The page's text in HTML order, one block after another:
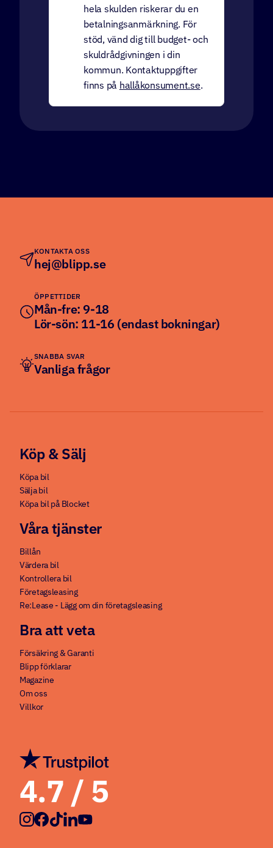
hela skulden riskerar du en
betalningsanmärkning. För
stöd, vänd dig till budget- och
skuldrådgivningen i din
kommun. Kontaktuppgifter
finns på hallåkonsument.se.
KONTAKTA OSS
hej@blipp.se
ÖPPETTIDER
Mån-fre: 9-18
Lör-sön: 11-16 (endast bokningar)
SNABBA SVAR
Vanliga frågor
Köp & Sälj
Köpa bil
Sälja bil
Köpa bil på Blocket
Våra tjänster
Billån
Värdera bil
Kontrollera bil
Företagsleasing
Re:Lease - Lägg om din företagsleasing
Bra att veta
Försäkring & Garanti
Blipp förklarar
Magazine
Om oss
Villkor
4.7 / 5